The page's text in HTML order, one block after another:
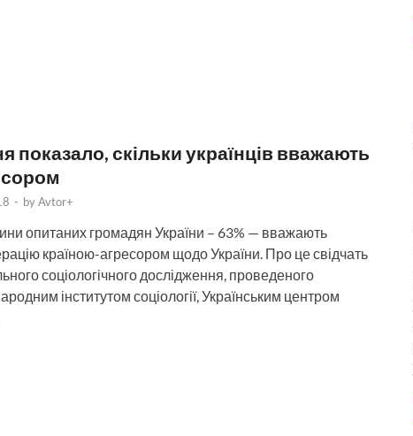
показало, скільки українців вважають
- byAvtor+
опитаних громадян України – 63% — вважають
країною-агресором щодо України. Про це свідчать
соціологічного дослідження, проведеного
інститутом соціології, Українським центром